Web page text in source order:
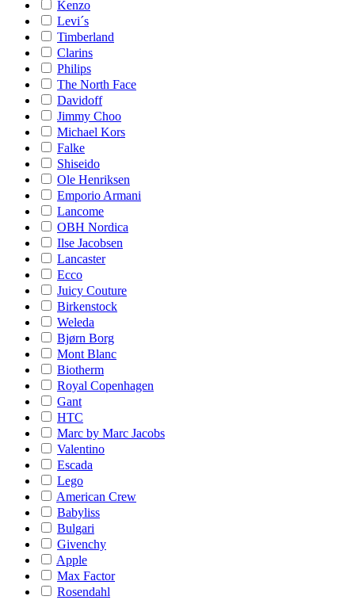
Kenzo
Levi´s
Timberland
Clarins
Philips
The North Face
Davidoff
Jimmy Choo
Michael Kors
Falke
Shiseido
Ole Henriksen
Emporio Armani
Lancome
OBH Nordica
Ilse Jacobsen
Lancaster
Ecco
Juicy Couture
Birkenstock
Weleda
Bjørn Borg
Mont Blanc
Biotherm
Royal Copenhagen
Gant
HTC
Marc by Marc Jacobs
Valentino
Escada
Lego
American Crew
Babyliss
Bulgari
Givenchy
Apple
Max Factor
Rosendahl